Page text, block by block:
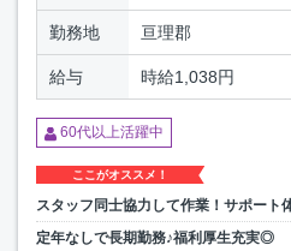
勤務地 亘理郡
給与 時給1,038円
60代以上活躍中
ここがオススメ！
スタッフ同士協力して作業！サポート
定年なしで長期勤務♪福利厚生充実◎